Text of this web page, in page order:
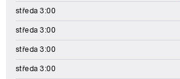
středa 3:00
středa 3:00
středa 3:00
středa 3:00